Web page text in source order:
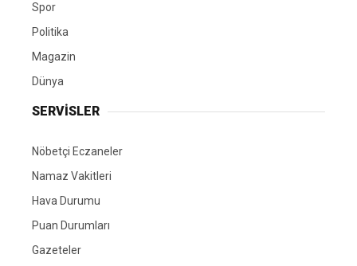
Spor
Politika
Magazin
Dünya
SERVİSLER
Nöbetçi Eczaneler
Namaz Vakitleri
Hava Durumu
Puan Durumları
Gazeteler